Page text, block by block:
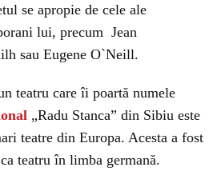
se apropie de cele ale
lui, precum Jean
sau Eugene O`Neill.
teatru care îi poartă numele
„Radu Stanca” din Sibiu este
teatre din Europa. Acesta a fost
teatru în limba germană.